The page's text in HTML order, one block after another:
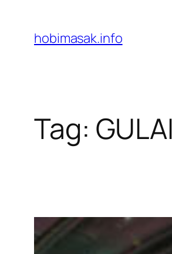
content
hobimasak.info
Tag: